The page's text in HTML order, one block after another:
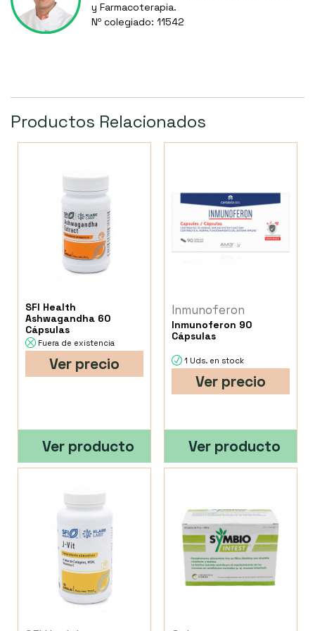
y Farmacoterapia.
Nº colegiado: 11542
Productos Relacionados
SFI Health
Ashwagandha 60
Cápsulas
Fuera de existencia
Ver precio
Ver producto
Inmunoferon
Inmunoferon 90
Cápsulas
1 Uds. en stock
Ver precio
Ver producto